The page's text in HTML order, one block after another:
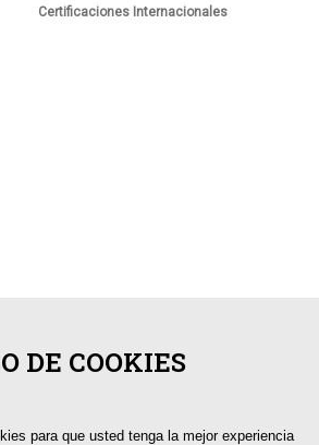
Certificaciones Internacionales
DE COOKIES
para que usted tenga la mejor experiencia